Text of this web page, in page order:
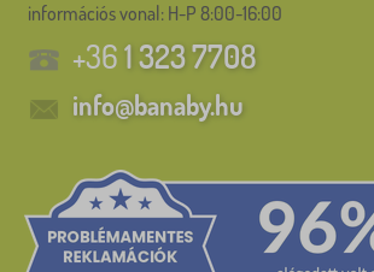
információs vonal: H-P 8:00-16:00
+361 323 7708
info@banaby.hu